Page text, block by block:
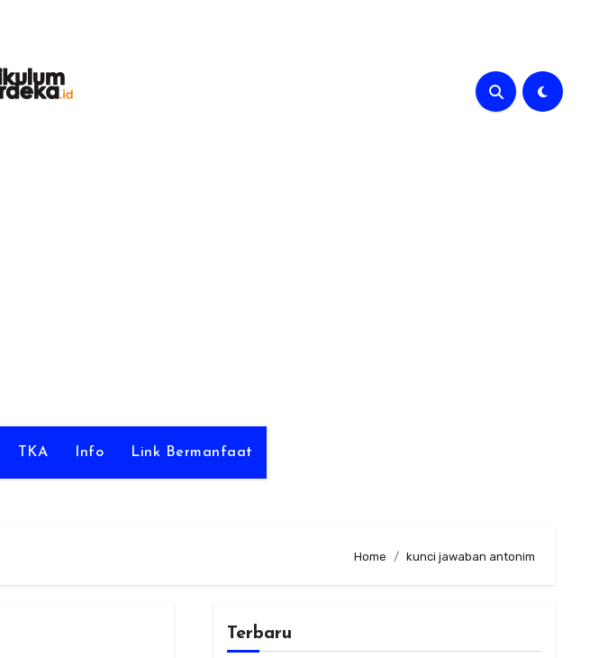
TKA Info Link Bermanfaat
Home kunci jawaban antonim
Terbaru